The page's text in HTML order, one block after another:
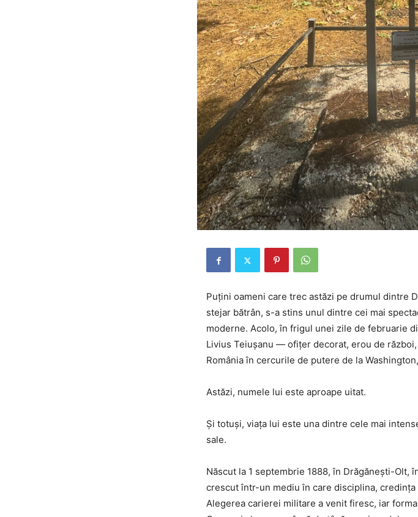
Puțini oameni care trec astăzi pe drumul dintre
stejar bătrân, s-a stins unul dintre cei mai
moderne. Acolo, în frigul unei zile de februarie
Livius Teiușanu — ofițer decorat, erou de
România în cercurile de putere de la
Astăzi, numele lui este aproape uitat.
Și totuși, viața lui este una dintre cele mai
sale.
Născut la 1 septembrie 1888, în Drăgănești-Olt,
crescut într-un mediu în care disciplina,
Alegerea carierei militare a venit firesc, iar